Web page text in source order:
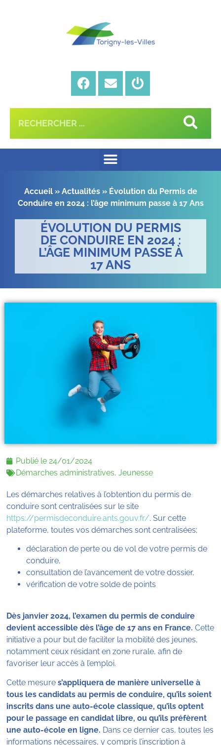
Accueil» Actualités» Évolution du Permis de
Conduire en 2024 : l’âge minimum passe à 17 Ans
ÉVOLUTION DU PERMIS
DE CONDUIRE EN 2024 :
L’ÂGE MINIMUM PASSE À
17 ANS
Publié le24/01/2024
Démarches administratives,Jeunesse
Les démarches relatives à l’obtention du permis de
conduire sont centralisées sur le site
https://permisdeconduire.ants.gouv.fr/. Sur cette
plateforme, toutes vos démarches sont centralisées;
déclaration de perte ou de vol de votre permis de
conduire,
consultation de l’avancement de votre dossier,
vérification de votre solde de points
Dès janvier 2024, l’examen du permis de conduire
devient accessible dès l’âge de 17 ans en France. Cette
initiative a pour but de faciliter la mobilité des jeunes,
notamment ceux résidant en zone rurale, afin de
favoriser leur accès à l’emploi.
Cette mesures’appliquera de manière universelle à
tous les candidats au permis de conduire, qu’ils soient
inscrits dans une auto-école classique, qu’ils optent
pour le passage en candidat libre, ou qu’ils préfèrent
une auto-école en ligne. Dans ce dernier cas, toutes les
informations nécessaires, y compris l’inscription à